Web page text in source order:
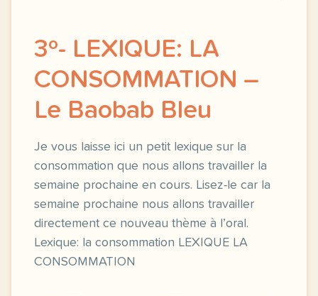
3º- LEXIQUE: LA
CONSOMMATION –
Le Baobab Bleu
Je vous laisse ici un petit lexique sur la
consommation que nous allons travailler la
semaine prochaine en cours. Lisez-le car la
semaine prochaine nous allons travailler
directement ce nouveau thème à l’oral.
Lexique: la consommation LEXIQUE LA
CONSOMMATION